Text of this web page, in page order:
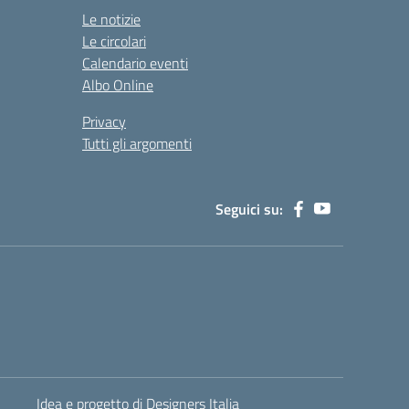
Le notizie
Le circolari
Calendario eventi
Albo Online
Privacy
Tutti gli argomenti
Seguici su:
Idea e progetto di Designers Italia